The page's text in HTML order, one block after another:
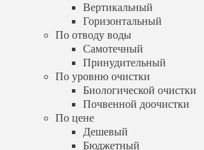
Установка септика
Обслуживание септика
Выезд специалиста
Шеф-монтаж
Бурение скважин
Артезианская скважина
Песчаная скважина
Абиссинская скважина
Обустройство скважины
Дренаж участка
Калькулятор
Вертикальный
Горизонтальный
По отводу воды
Самотечный
Принудительный
По уровню очистки
Биологической очистки
Почвенной доочистки
По цене
Дешевый
Бюджетный